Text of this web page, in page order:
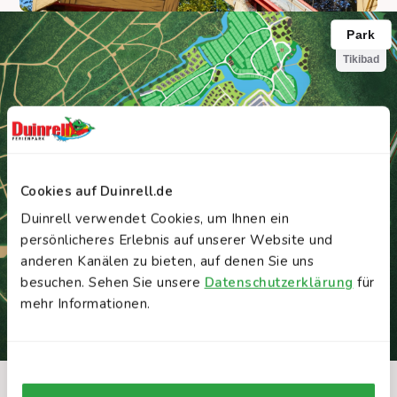
Cookies auf Duinrell.de
Duinrell verwendet Cookies, um Ihnen ein
persönlicheres Erlebnis auf unserer Website und
anderen Kanälen zu bieten, auf denen Sie uns
besuchen. Sehen Sie unsere Datenschutzerklärung für
mehr Informationen.